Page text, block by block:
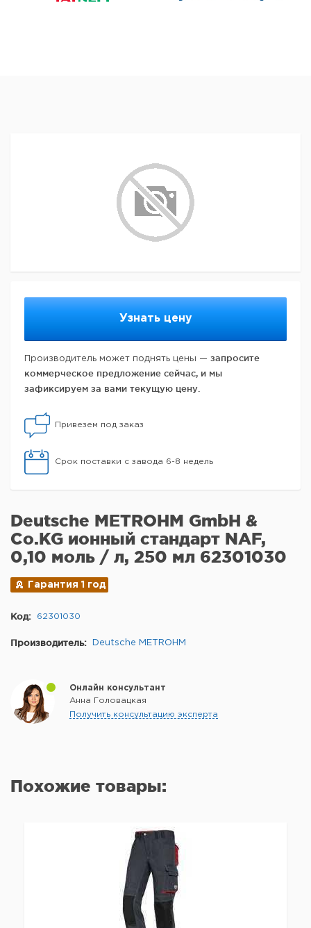
Узнать цену
Производитель может поднять цены — запросите
коммерческое предложение сейчас, и мы
зафиксируем за вами текущую цену.
Привезем под заказ
Срок поставки с завода 6-8 недель
Deutsche METROHM GmbH &
Co.KG ионный стандарт NAF,
0,10 моль / л, 250 мл 62301030
Гарантия 1 год
Код: 62301030
Производитель: Deutsche METROHM
Онлайн консультант
Анна Головацкая
Получить консультацию эксперта
Похожие товары: